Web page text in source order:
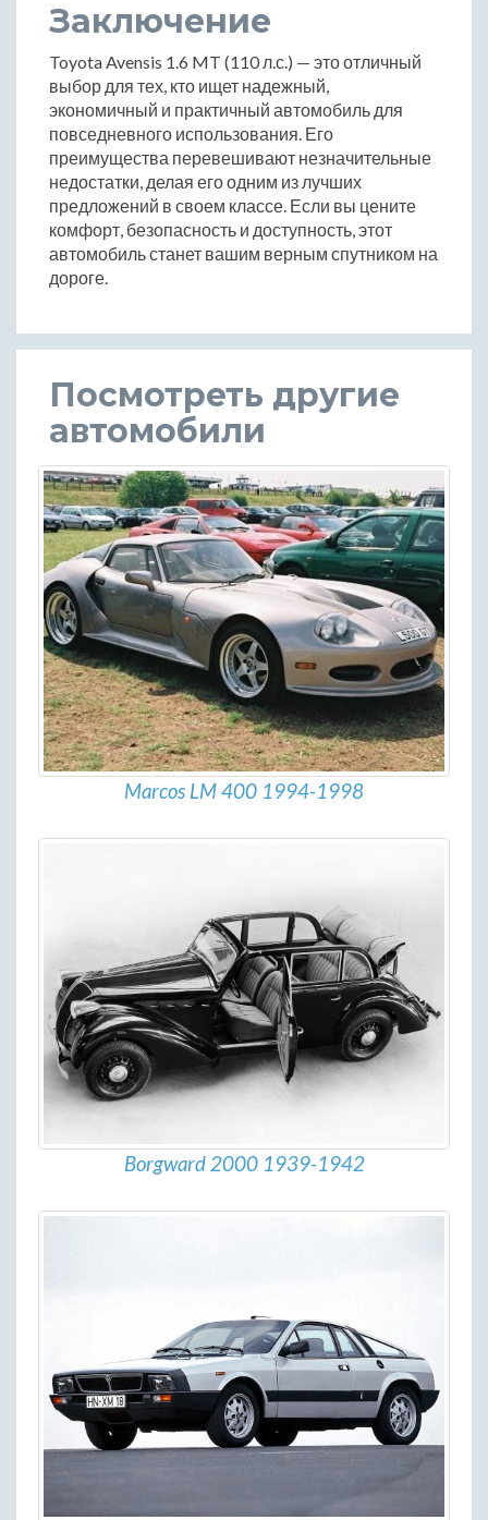
Заключение
Toyota Avensis 1.6 MT (110 л.с.) — это отличный
выбор для тех, кто ищет надежный,
экономичный и практичный автомобиль для
повседневного использования. Его
преимущества перевешивают незначительные
недостатки, делая его одним из лучших
предложений в своем классе. Если вы цените
комфорт, безопасность и доступность, этот
автомобиль станет вашим верным спутником на
дороге.
Посмотреть другие
автомобили
Marcos LM 400 1994-1998
Borgward 2000 1939-1942